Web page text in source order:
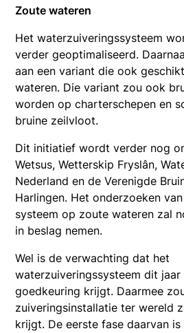
Zoute wateren
Het waterzuiveringssysteem
verder geoptimaliseerd.
aan een variant die ook
wateren. Die variant zou ook
worden op charterschepen en
bruine zeilvloot.
Dit initiatief wordt verder nog
Wetsus, Wetterskip Fryslân,
Nederland en de Verenigde
Harlingen. Het onderzoeken
systeem op zoute wateren zal
in beslag nemen.
Wel is de verwachting dat het
waterzuiveringssysteem dit
goedkeuring krijgt. Daarmee
zuiveringsinstallatie ter wereld
krijgt. De eerste fase daarvan is